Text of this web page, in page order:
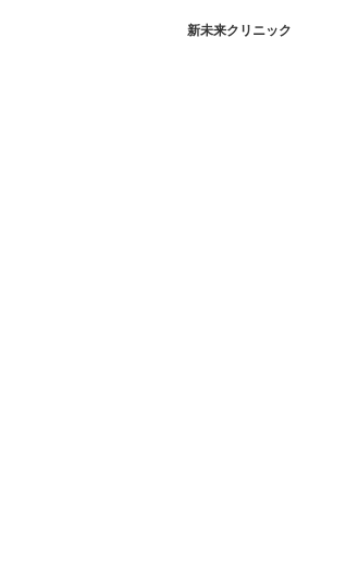
新未来クリニック